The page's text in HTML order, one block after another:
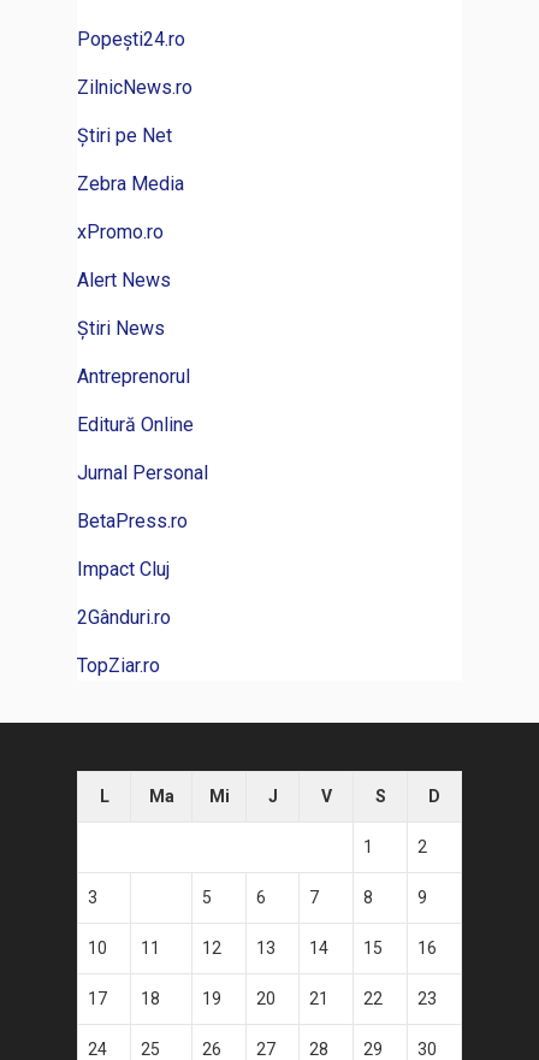
Popești24.ro
ZilnicNews.ro
Știri pe Net
Zebra Media
xPromo.ro
Alert News
Știri News
Antreprenorul
Editură Online
Jurnal Personal
BetaPress.ro
Impact Cluj
2Gânduri.ro
TopZiar.ro
L Ma Mi J V S D
1 2
3 5 6 7 8 9
10 11 12 13 14 15 16
17 18 19 20 21 22 23
24 25 26 27 28 29 30